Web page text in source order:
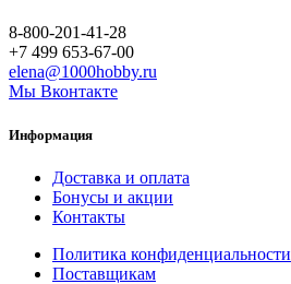
8-800-201-41-28
+7 499 653-67-00
elena@1000hobby.ru
Мы Вконтакте
Информация
Доставка и оплата
Бонусы и акции
Контакты
Политика конфиденциальности
Поставщикам